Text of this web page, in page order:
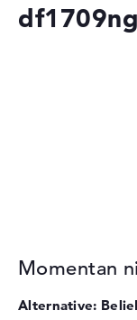
df1709ng
Momentan
Alternative: